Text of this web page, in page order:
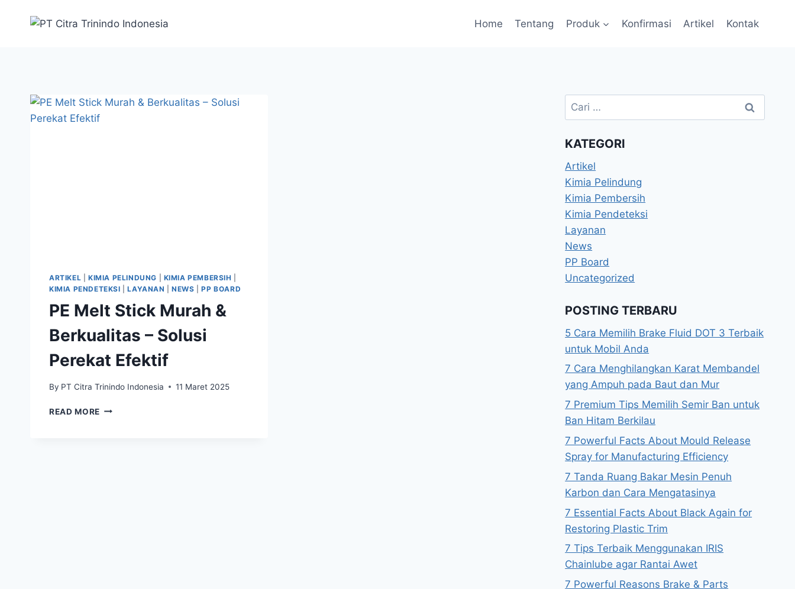
Home Tentang Produk Konfirmasi Artikel Kontak
ARTIKEL KIMIA PELINDUNG KIMIA PEMBERSIH
KIMIA PENDETEKSI |LAYANAN |NEWS |PP BOARD
PE Melt Stick Murah &
Berkualitas – Solusi
Perekat Efektif
By PT Citra Trinindo Indonesia 11 Maret 2025
READ MORE
KATEGORI
Artikel
Kimia Pelindung
Kimia Pembersih
Kimia Pendeteksi
Layanan
News
PP Board
Uncategorized
POSTING TERBARU
5 Cara Memilih Brake Fluid DOT 3 Terbaik
untuk Mobil Anda
7 Cara Menghilangkan Karat Membandel
yang Ampuh pada Baut dan Mur
7 Premium Tips Memilih Semir Ban untuk
Ban Hitam Berkilau
7 Powerful Facts About Mould Release
Spray for Manufacturing Efficiency
7 Tanda Ruang Bakar Mesin Penuh
Karbon dan Cara Mengatasinya
7 Essential Facts About Black Again for
Restoring Plastic Trim
7 Tips Terbaik Menggunakan IRIS
Chainlube agar Rantai Awet
7 Powerful Reasons Brake & Parts